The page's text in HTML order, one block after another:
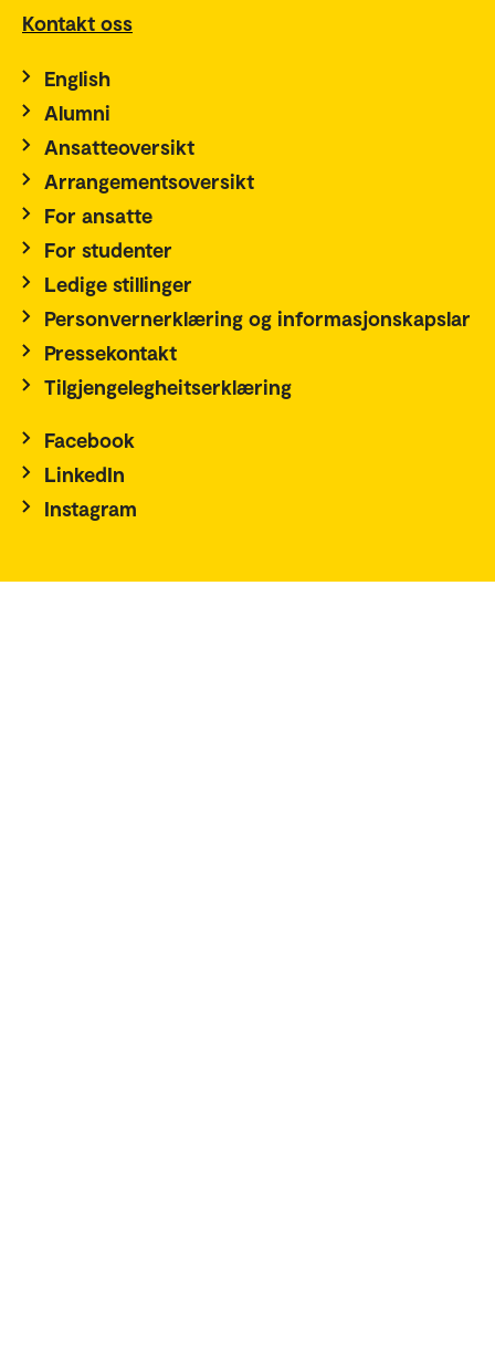
Kontakt oss
English
Alumni
Ansatteoversikt
Arrangementsoversikt
For ansatte
For studenter
Ledige stillinger
Personvernerklæring og informasjonskapslar
Pressekontakt
Tilgjengelegheitserklæring
Facebook
LinkedIn
Instagram